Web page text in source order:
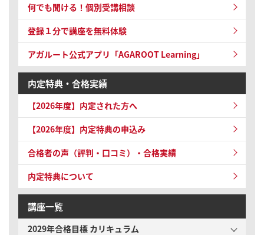
何でも聞ける！個別受講相談
登録１分で講座を無料体験
アガルート公式アプリ「AGAROOT Learning」
内定特典・合格実績
【2026年度】内定された方へ
【2026年度】内定特典の申込み
合格者の声（評判・口コミ）・合格実績
内定特典について
講座一覧
2029年合格目標 カリキュラム